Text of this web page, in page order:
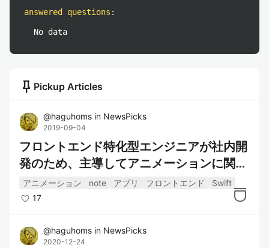
answered questions :
No data
push_pin Pickup Articles
@haguhoms in NewsPicks
2019-09-04
フロントエンド特化型エンジニアが社内開
発のため、主導してアニメーションに関す
るアプリを作った話(実装編)
アニメーション note アプリ フロントエンド
Swift
17
@haguhoms in NewsPicks
2020-12-24